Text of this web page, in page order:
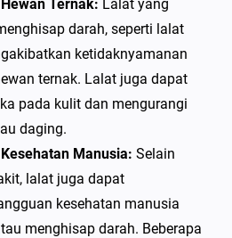
Ternak: Lalat yang
darah, seperti lalat
ketidaknyamanan
ternak. Lalat juga dapat
pada kulit dan mengurangi
daging.
Manusia: Selain
lalat juga dapat
kesehatan manusia
menghisap darah. Beberapa